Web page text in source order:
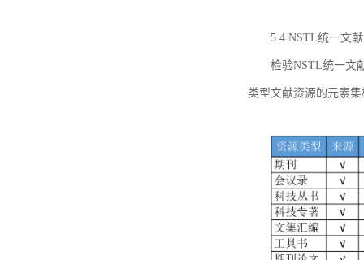
5.4 NSTL统一文
检验NSTL统一文
类型文献资源的元素